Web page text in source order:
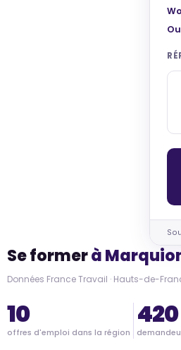
Se formerà
Données France Travail · Hauts-de-
10
offres d'emploi dans la région
420